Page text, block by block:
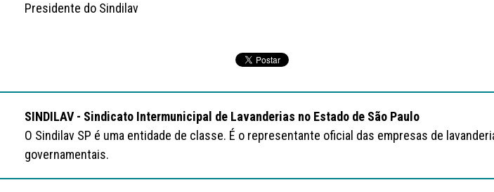
Presidente do Sindilav
SINDILAV - Sindicato Intermunicipal de Lavanderias no Estado de São Paulo
O Sindilav SP é uma entidade de classe. É o representante oficial das empresas de
governamentais.